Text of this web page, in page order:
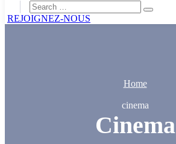
REJOIGNEZ-NOUS
Home
cinema
Cinema